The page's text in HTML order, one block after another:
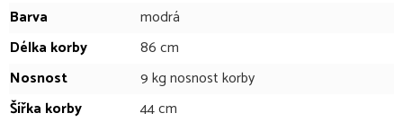
prostorný interiér a super měkká podšívka
pružná pěnová matrace poskytuje maximální pohodlí a
podporu pro vaše rostoucí dítě
sluneční stříška XXL UPF50+
Barva
modrá
Délka korby
86 cm
Nosnost
9 kg nosnost korby
Šířka korby
44 cm